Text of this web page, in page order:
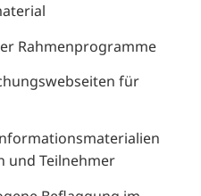
Rahmenprogramme
für
und Teilnehmer